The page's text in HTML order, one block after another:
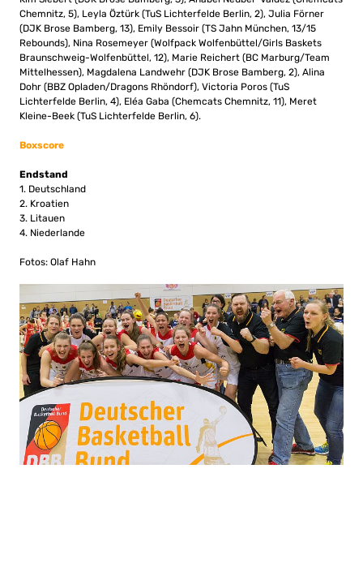
Chemnitz, 5), Leyla Öztürk (TuS Lichterfelde Berlin, 2), Julia Förner
(DJK Brose Bamberg, 13), Emily Bessoir (TS Jahn München, 13/15
Rebounds), Nina Rosemeyer (Wolfpack Wolfenbüttel/Girls Baskets
Braunschweig-Wolfenbüttel, 12), Marie Reichert (BC Marburg/Team
Mittelhessen), Magdalena Landwehr (DJK Brose Bamberg, 2), Alina
Dohr (BBZ Opladen/Dragons Rhöndorf), Victoria Poros (TuS
Lichterfelde Berlin, 4), Eléa Gaba (Chemcats Chemnitz, 11), Meret
Kleine-Beek (TuS Lichterfelde Berlin, 6).
Boxscore
Endstand
1. Deutschland
2. Kroatien
3. Litauen
4. Niederlande
Fotos: Olaf Hahn